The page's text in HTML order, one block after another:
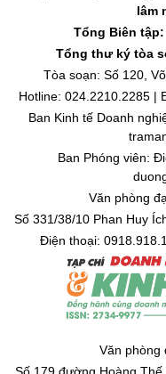
lâm
Tổng Biên
Tổng thư ký tòa
Tòa soạn: Số 120,
Hotline: 024.2210.2285 |
Ban Kinh tế Doanh
Ban Phóng viên:
Văn phòng
Số 331/38/10 Phan Huy
Điện thoại:
Văn phòng
Số 179 đường Hoàng